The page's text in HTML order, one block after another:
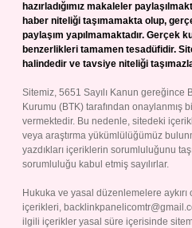
hazırladığımız makaleler
haber niteliği taşımamakta olup,
paylaşım yapılmamaktadır. Gerçek
benzerlikleri tamamen tesadüfidir.
halindedir ve tavsiye niteliği
Sitemiz, 5651 Sayılı Kanun gereğince
Kurumu (BTK) tarafından onaylanmış
vermektedir. Bu nedenle, sitedeki
veya araştırma yükümlülüğümüz
yazdıkları içeriklerin sorumluluğunu
sorumluluğu kabul etmiş sayılırlar.
Hukuka ve yasal düzenlemelere
içerikleri,
ilgili içerikler yasal süre içerisinde